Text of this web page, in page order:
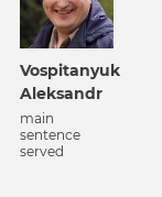
Vospitanyuk
Aleksandr
main
sentence
served